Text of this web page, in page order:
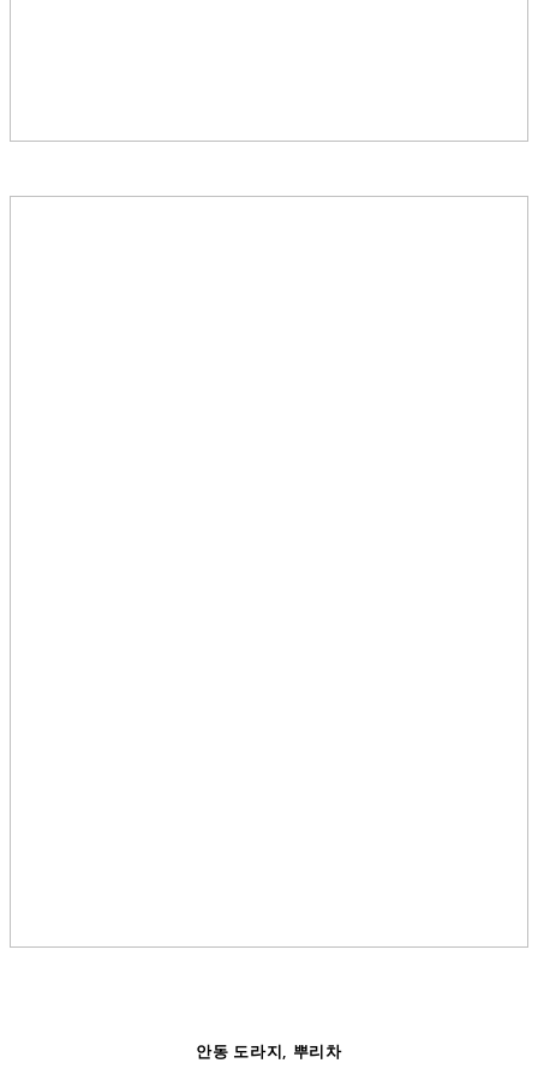
안동 도라지, 뿌리차